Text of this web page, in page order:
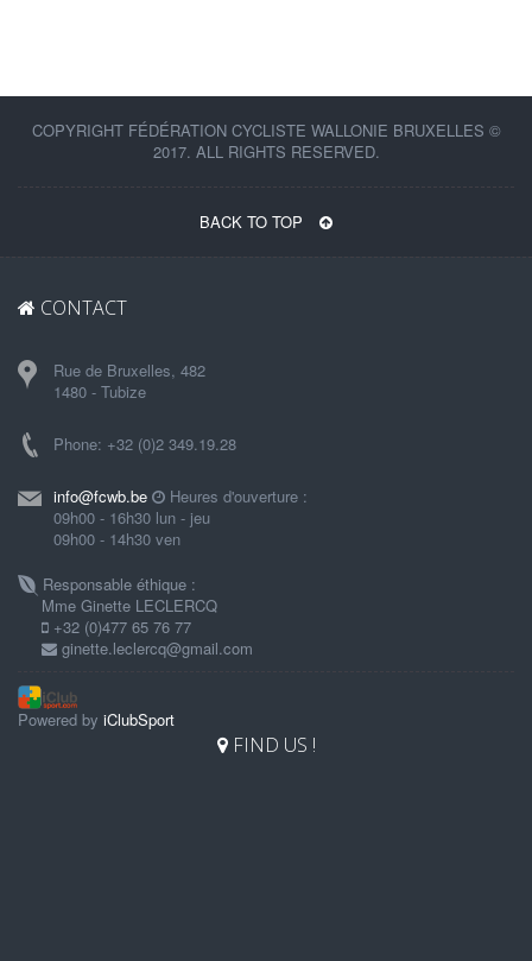
COPYRIGHT FÉDÉRATION CYCLISTE WALLONIE BRUXELLES ©
2017. ALL RIGHTS RESERVED.
BACK TO TOP
CONTACT
Rue de Bruxelles, 482
1480 - Tubize
Phone: +32 (0)2 349.19.28
info@fcwb.be
Heures d'ouverture :
09h00 - 16h30 lun - jeu
09h00 - 14h30 ven
Responsable éthique :
Mme Ginette LECLERCQ
+32 (0)477 65 76 77
ginette.leclercq@gmail.com
Powered by iClubSport
FIND US !